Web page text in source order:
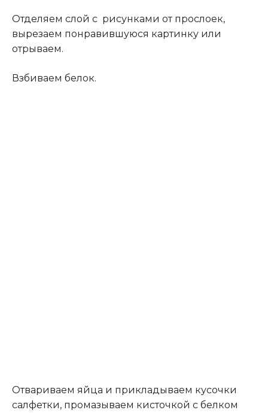
Отделяем слой с рисунками от прослоек,
вырезаем понравившуюся картинку или
отрываем.
Взбиваем белок.
Отвариваем яйца и прикладываем кусочки
салфетки, промазываем кисточкой с белком